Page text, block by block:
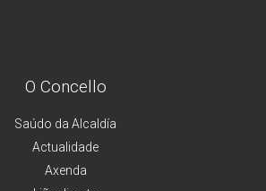
O Concello
Saúdo da Alcaldía
Actualidade
Axenda